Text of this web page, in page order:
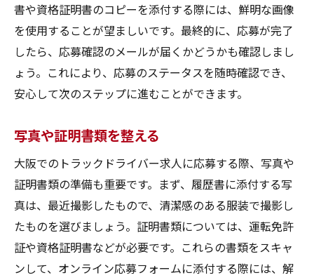
書や資格証明書のコピーを添付する際には、鮮明な画像
を使用することが望ましいです。最終的に、応募が完了
したら、応募確認のメールが届くかどうかも確認しまし
ょう。これにより、応募のステータスを随時確認でき、
安心して次のステップに進むことができます。
写真や証明書類を整える
大阪でのトラックドライバー求人に応募する際、写真や
証明書類の準備も重要です。まず、履歴書に添付する写
真は、最近撮影したもので、清潔感のある服装で撮影し
たものを選びましょう。証明書類については、運転免許
証や資格証明書などが必要です。これらの書類をスキャ
ンして、オンライン応募フォームに添付する際には、解